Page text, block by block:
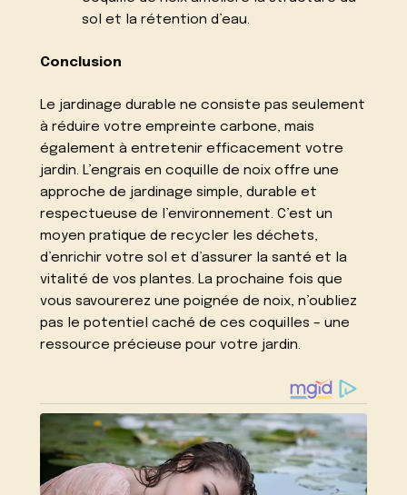
sol et la rétention d’eau.
Conclusion
Le jardinage durable ne consiste pas seulement
à réduire votre empreinte carbone, mais
également à entretenir efficacement votre
jardin. L’engrais en coquille de noix offre une
approche de jardinage simple, durable et
respectueuse de l’environnement. C’est un
moyen pratique de recycler les déchets,
d’enrichir votre sol et d’assurer la santé et la
vitalité de vos plantes. La prochaine fois que
vous savourerez une poignée de noix, n’oubliez
pas le potentiel caché de ces coquilles – une
ressource précieuse pour votre jardin.